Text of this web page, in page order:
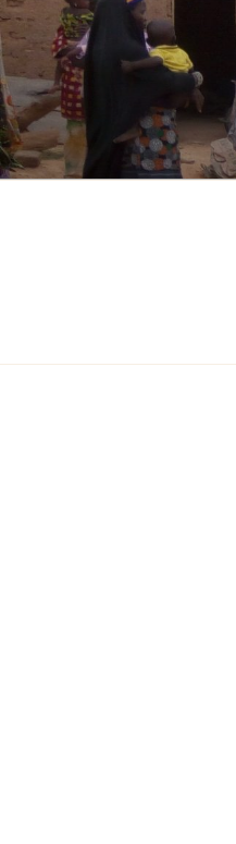
Aller
au
contenu
principal